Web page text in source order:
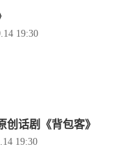
19:30
创话剧《背包客》
19:30